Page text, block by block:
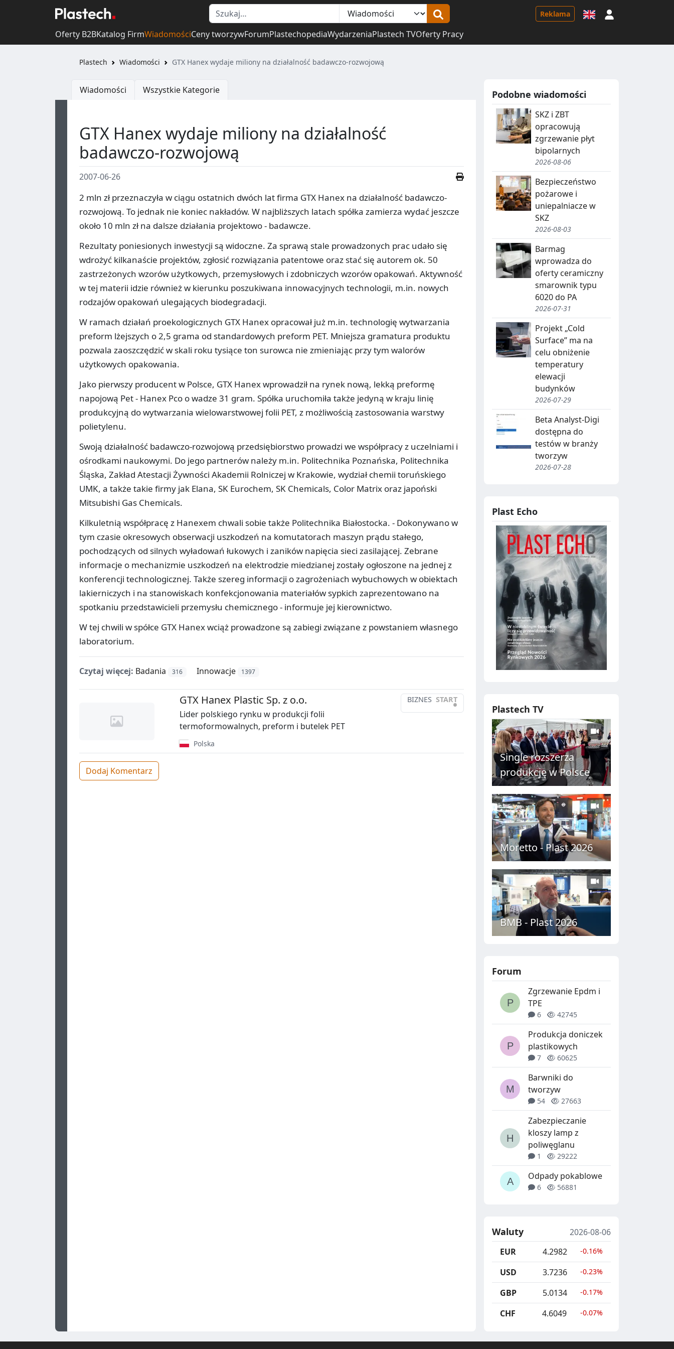
Reklama
Oferty B2BKatalog FirmWiadomościCeny tworzywForumPlastechopediaWydarzeniaPlastech TVOferty Pracy
Plastech Wiadomości GTX Hanex wydaje miliony na działalność badawczo-rozwojową
Wiadomości Wszystkie Kategorie
GTX Hanex wydaje miliony na działalność
badawczo-rozwojową
2007-06-26
2 mln zł przeznaczyła w ciągu ostatnich dwóch lat firma GTX Hanex na działalność badawczo-
rozwojową. To jednak nie koniec nakładów. W najbliższych latach spółka zamierza wydać jeszcze
około 10 mln zł na dalsze działania projektowo - badawcze.
Rezultaty poniesionych inwestycji są widoczne. Za sprawą stale prowadzonych prac udało się
wdrożyć kilkanaście projektów, zgłosić rozwiązania patentowe oraz stać się autorem ok. 50
zastrzeżonych wzorów użytkowych, przemysłowych i zdobniczych wzorów opakowań. Aktywność
w tej materii idzie również w kierunku poszukiwana innowacyjnych technologii, m.in. nowych
rodzajów opakowań ulegających biodegradacji.
W ramach działań proekologicznych GTX Hanex opracował już m.in. technologię wytwarzania
preform lżejszych o 2,5 grama od standardowych preform PET. Mniejsza gramatura produktu
pozwala zaoszczędzić w skali roku tysiące ton surowca nie zmieniając przy tym walorów
użytkowych opakowania.
Jako pierwszy producent w Polsce, GTX Hanex wprowadził na rynek nową, lekką preformę
napojową Pet - Hanex Pco o wadze 31 gram. Spółka uruchomiła także jedyną w kraju linię
produkcyjną do wytwarzania wielowarstwowej folii PET, z możliwością zastosowania warstwy
polietylenu.
Swoją działalność badawczo-rozwojową przedsiębiorstwo prowadzi we współpracy z uczelniami i
ośrodkami naukowymi. Do jego partnerów należy m.in. Politechnika Poznańska, Politechnika
Śląska, Zakład Atestacji Żywności Akademii Rolniczej w Krakowie, wydział chemii toruńskiego
UMK, a także takie firmy jak Elana, SK Eurochem, SK Chemicals, Color Matrix oraz japoński
Mitsubishi Gas Chemicals.
Kilkuletnią współpracę z Hanexem chwali sobie także Politechnika Białostocka. - Dokonywano w
tym czasie okresowych obserwacji uszkodzeń na komutatorach maszyn prądu stałego,
pochodzących od silnych wyładowań łukowych i zaników napięcia sieci zasilającej. Zebrane
informacje o mechanizmie uszkodzeń na elektrodzie miedzianej zostały ogłoszone na jednej z
konferencji technologicznej. Także szereg informacji o zagrożeniach wybuchowych w obiektach
lakierniczych i na stanowiskach konfekcjonowania materiałów sypkich zaprezentowano na
spotkaniu przedstawicieli przemysłu chemicznego - informuje jej kierownictwo.
W tej chwili w spółce GTX Hanex wciąż prowadzone są zabiegi związane z powstaniem własnego
laboratorium.
Czytaj więcej: Badania 316 Innowacje 1397
BIZNES START
•
GTX Hanex Plastic Sp. z o.o.
Lider polskiego rynku w produkcji folii
termoformowalnych, preform i butelek PET
Polska
Dodaj Komentarz
Podobne wiadomości
SKZ i ZBT
opracowują
zgrzewanie płyt
bipolarnych
2026-08-06
Bezpieczeństwo
pożarowe i
uniepalniacze w
SKZ
2026-08-03
Barmag
wprowadza do
oferty ceramiczny
smarownik typu
6020 do PA
2026-07-31
Projekt „Cold
Surface” ma na
celu obniżenie
temperatury
elewacji
budynków
2026-07-29
Beta Analyst-Digi
dostępna do
testów w branży
tworzyw
2026-07-28
Plast Echo
Plastech TV
Single rozszerza
produkcję w Polsce
Moretto - Plast 2026
BMB - Plast 2026
Forum
Zgrzewanie Epdm i
TPE
6 42745
Produkcja doniczek
plastikowych
7 60625
Barwniki do
tworzyw
54 27663
Zabezpieczanie
kloszy lamp z
poliwęglanu
1 29222
Odpady pokablowe
6 56881
Waluty
2026-08-06
EUR
4.2982 -0.16%
USD 3.7236 -0.23%
GBP 5.0134 -0.17%
CHF 4.6049 -0.07%